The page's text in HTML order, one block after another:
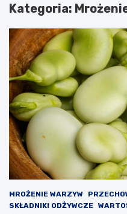
Kategoria:
MROŻENIE WARZYW
SKŁADNIKI ODŻYWCZE